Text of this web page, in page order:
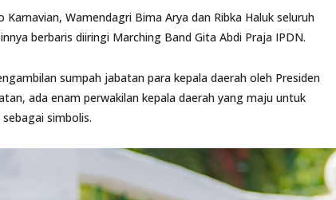
Wamendagri Bima Arya dan Ribka Haluk seluruh
berbaris diiringi Marching Band Gita Abdi Praja IPDN.
sumpah jabatan para kepala daerah oleh Presiden
ada enam perwakilan kepala daerah yang maju untuk
simbolis.